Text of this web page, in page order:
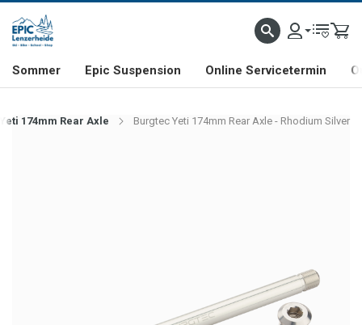
& FREERIDE-SPEZIALIST SCHWEIZER FIRMA SHOP & SHOWROOM IN
Sommer Epic Suspension Online Servicetermin
174mm Rear Axle Burgtec Yeti 174mm Rear Axle - Rhodium Silver